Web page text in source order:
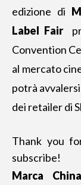
edizione di
Label Fair
Convention
al mercato
potrà
dei retailer di
Thank you
subscribe!
Marca China